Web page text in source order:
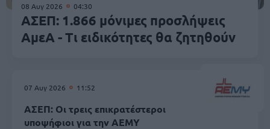
08 Αυγ 2026 04:30
ΑΣΕΠ: 1.866 μόνιμες προσλήψεις
ΑμεΑ - Τι ειδικότητες θα ζητηθούν
07 Αυγ 2026 11:52
ΑΣΕΠ: Οι τρεις επικρατέστεροι
υποψήφιοι για την ΑΕΜΥ